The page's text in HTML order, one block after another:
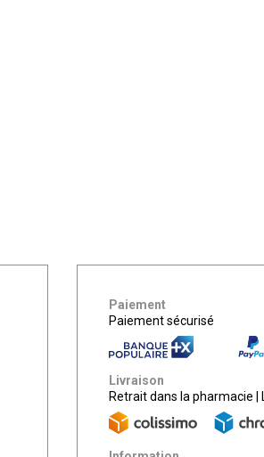
Paiement
Paiement sécurisé
Livraison
Retrait dans la pharmacie